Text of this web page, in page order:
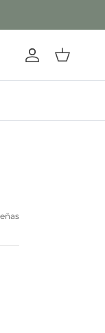
Cuenta
Carrito